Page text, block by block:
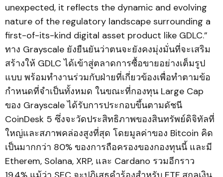
unexpected, it reflects the dynamic and evolving
nature of the regulatory landscape surrounding a
first-of-its-kind digital asset product like GDLC.”
ทาง Grayscale ยังยืนยันว่าตนจะยังคงมุ่งมั่นที่จะเสริม
สร้างให้ GDLC ได้เข้าสู่ตลาดการซื้อขายอย่างเต็มรูป
แบบ พร้อมทำงานร่วมกับฝ่ายที่เกี่ยวข้องเพื่อทำตามข้อ
กำหนดที่จำเป็นทั้งหมด ในขณะที่กองทุน Large Cap
ของ Grayscale ได้รับการประกอบขึ้นตามดัชนี
CoinDesk 5 ซึ่งจะวัดประสิทธิภาพของสินทรัพย์ดิจิทัลที่
ใหญ่และสภาพคล่องสูงที่สุด โดยมูลค่าของ Bitcoin คิด
เป็นมากกว่า 80% ของการถือครองของกองทุนนี้ และมี
Etherem, Solana, XRP, และ Cardano รวมอีกราว